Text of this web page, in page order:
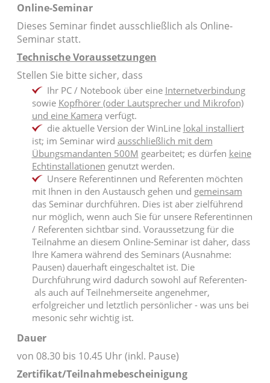
Online-Seminar
Dieses Seminar findet ausschließlich als Online-
Seminar statt.
Technische Voraussetzungen
Stellen Sie bitte sicher, dass
Ihr PC / Notebook über eine Internetverbindung
sowie Kopfhörer (oder Lautsprecher und Mikrofon)
und eine Kamera verfügt.
die aktuelle Version der WinLine lokal installiert
ist; im Seminar wird ausschließlich mit dem
Übungsmandanten 500M gearbeitet; es dürfen keine
Echtinstallationen genutzt werden.
Unsere Referentinnen und Referenten möchten
mit Ihnen in den Austausch gehen und gemeinsam
das Seminar durchführen. Dies ist aber zielführend
nur möglich, wenn auch Sie für unsere Referentinnen
/ Referenten sichtbar sind. Voraussetzung für die
Teilnahme an diesem Online-Seminar ist daher, dass
Ihre Kamera während des Seminars (Ausnahme:
Pausen) dauerhaft eingeschaltet ist. Die
Durchführung wird dadurch sowohl auf Referenten-
als auch auf Teilnehmerseite angenehmer,
erfolgreicher und letztlich persönlicher - was uns bei
mesonic sehr wichtig ist.
Dauer
von 08.30 bis 10.45 Uhr (inkl. Pause)
Zertifikat/Teilnahmebescheinigung